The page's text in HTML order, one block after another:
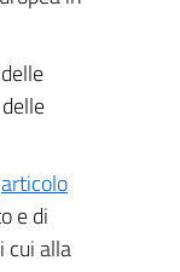
articolo
e di
cui alla